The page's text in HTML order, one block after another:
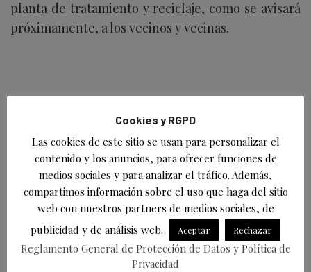
planta de tratamiento y reciclaje, como se avisará
próximamente, a los vecinos y vecinas.
David Laguillo
Periodista en EsTorrelavega
David Laguillo (Torrelavega, 1975) es un
periodista, escritor y fotógrafo español. Desde
hace años ha publicado en medios de comunicación de ámbito
nacional y local, tanto en publicaciones generalistas como
especializadas. Como fotógrafo también ha ilustrado libros y
artículos periodísticos.
Cookies y RGPD
Las cookies de este sitio se usan para personalizar el
contenido y los anuncios, para ofrecer funciones de
medios sociales y para analizar el tráfico. Además,
compartimos información sobre el uso que haga del sitio
web con nuestros partners de medios sociales, de
publicidad y de análisis web.
Aceptar Rechazar
Reglamento General de Protección de Datos y Política de
Privacidad